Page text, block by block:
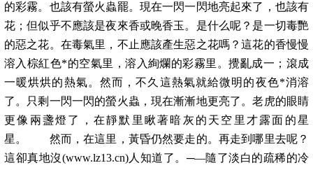
的彩霧。也該有螢火蟲罷。現在一閃一閃地亮起來了，也該有
花；但似乎不應該是夜來香或晚香玉。是什么呢？是一切毒艷
的惡之花。在毒氣里，不止應該產生惡之花嗎？這花的香慢慢
溶入棕紅色*的空氣里，溶入絢爛的彩霧里。攪亂成一；滾成
一暖烘烘的熱氣。然而，不久這熱氣就給微明的夜色*消溶
了。只剩一閃一閃的螢火蟲，現在漸漸地更亮了。老虎的眼睛
更像兩盞燈了，在靜默里瞅著暗灰的天空里才露面的星
星。 然而，在這里，黃昏仍然要走的。再走到哪里去呢？
這卻真地沒(www.lz13.cn)人知道了。─—隨了淡白的疏稀的冷